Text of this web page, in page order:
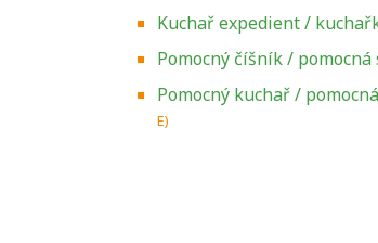
Kuchař expedient /
Pomocný číšník /
Pomocný kuchař /
E)
Zjistěte, jak se